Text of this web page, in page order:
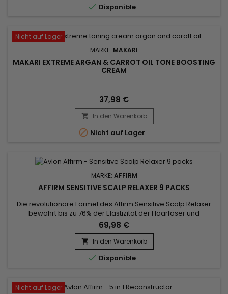
Hyperpigmentierung...
 Disponible
Nicht auf Lager
MARKE: MAKARI
MAKARI EXTREME ARGAN & CARROT OIL TONE BOOSTING
CREAM
37,98 €
 In den Warenkorb
 Nicht auf Lager
MARKE: AFFIRM
AFFIRM SENSITIVE SCALP RELAXER 9 PACKS
Die revolutionäre Formel des Affirm Sensitive Scalp Relaxer
bewahrt bis zu 76% der Elastizität der Haarfaser und
entspannt das Haar gleichzeitig auf hervorragende
Weise.&nbsp; Speziell formuliert für Kunden, die zu
Kopfhautreizungen neigen oder trockenes Haar und
Kopfhaut haben.&nbsp; Flüssigkristalline Technologie für
hervorragende Glättung.&nbsp;
69,98 €
 In den Warenkorb
 Disponible
Nicht auf Lager